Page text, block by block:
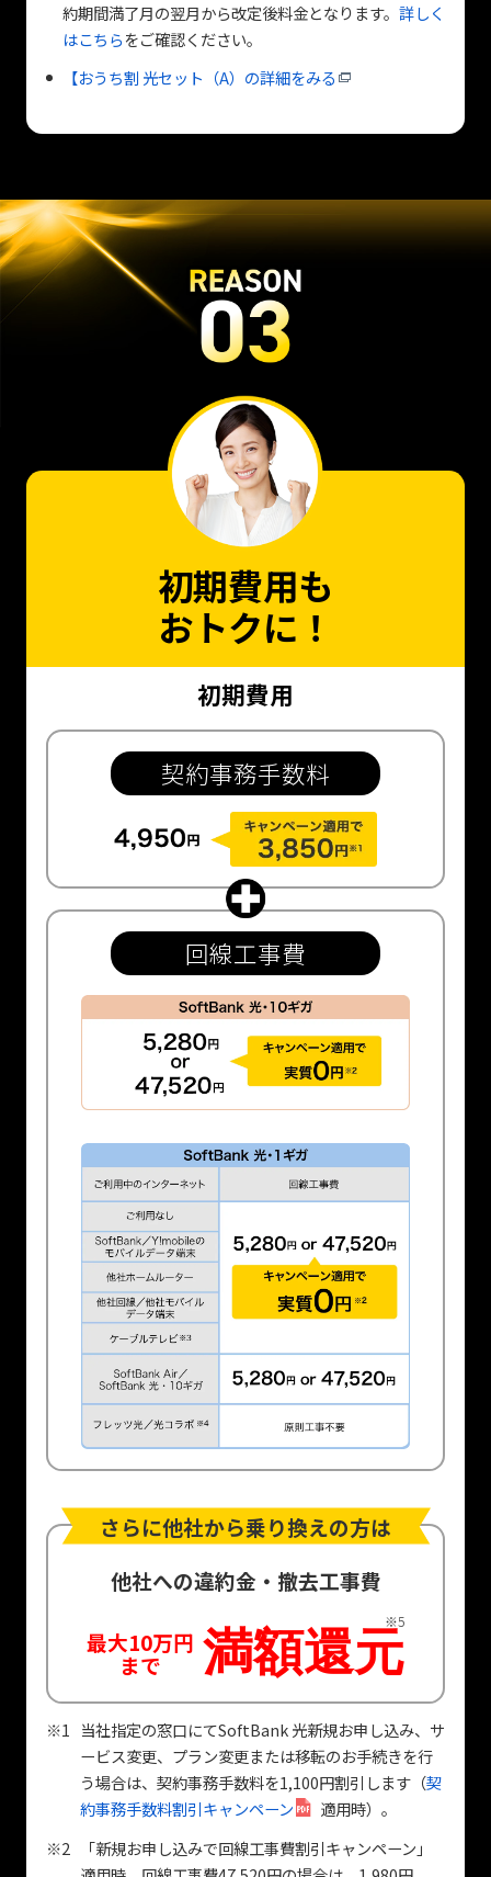
約期間満了月の翌月から改定後料金となります。 詳しく
はこちらをご確認ください。
【おうち割 光セット（A）の詳細をみる
初期費用も
おトクに！
初期費用
契約事務手数料
回線工事費
さらに他社から乗り換えの方は
他社への違約金・撤去工事費
最大10万円
まで 満額還元
※5
※1
当社指定の窓口にてSoftBank 光新規お申し込み、サ
ービス変更、プラン変更または移転のお手続きを行
う場合は、契約事務手数料を1,100円割引します（契
約事務手数料割引キャンペーン
適用時）。
※2
「新規お申し込みで回線工事費割引キャンペーン」